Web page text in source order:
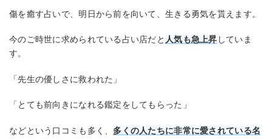
傷を癒す占いで、明日から前を向いて、生きる勇気を貰えます。
今のご時世に求められている占い店だと 人気も急上昇 していま
す。
「先生の優しさに救われた」
「とても前向きになれる鑑定をしてもらった」
などという口コミも多く、 多くの人たちに非常に愛されている名